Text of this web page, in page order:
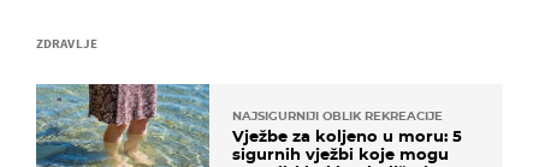
ZDRAVLJE
NAJSIGURNIJI OBLIK REKREACIJE
Vježbe za koljeno u moru: 5
sigurnih vježbi koje mogu